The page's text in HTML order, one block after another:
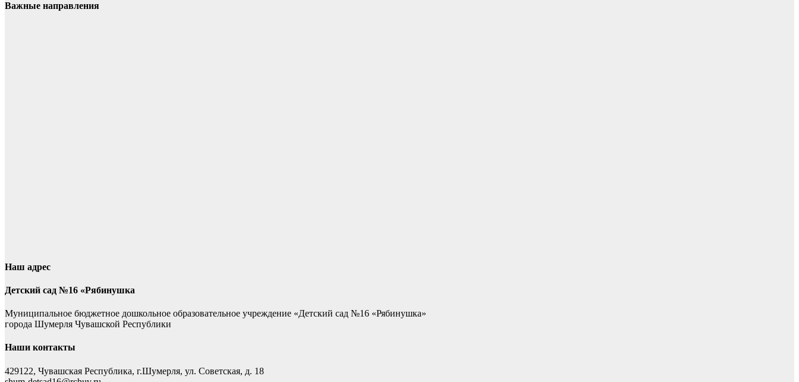
Важные направления
Наш адрес
Детский сад №16 «Рябинушка
Муниципальное бюджетное дошкольное образовательное учреждение «Детский сад №16 «Рябинушка»
города Шумерля Чувашской Республики
Наши контакты
429122, Чувашская Республика, г.Шумерля, ул. Советская, д. 18